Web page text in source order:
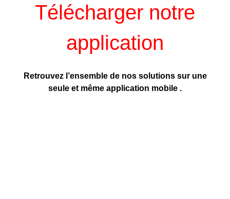
Télécharger notre
application
Retrouvez l’ensemble de nos solutions sur une
seule et même application mobile .